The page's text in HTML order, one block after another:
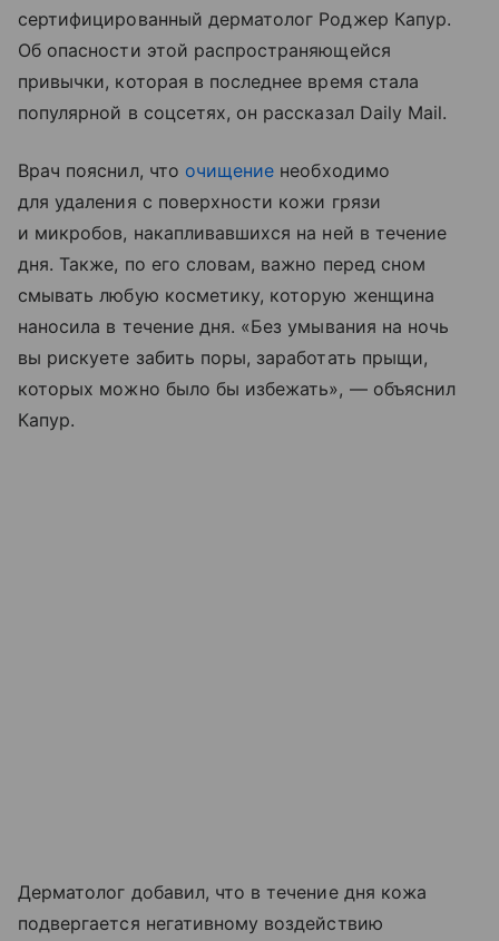
сертифицированный дерматолог Роджер Капур.
Об опасности этой распространяющейся
привычки, которая в последнее время стала
популярной в соцсетях, он рассказал Daily Mail.
Врач пояснил, что очищение необходимо
для удаления с поверхности кожи грязи
и микробов, накапливавшихся на ней в течение
дня. Также, по его словам, важно перед сном
смывать любую косметику, которую женщина
наносила в течение дня. «Без умывания на ночь
вы рискуете забить поры, заработать прыщи,
которых можно было бы избежать», — объяснил
Капур.
Дерматолог добавил, что в течение дня кожа
подвергается негативному воздействию